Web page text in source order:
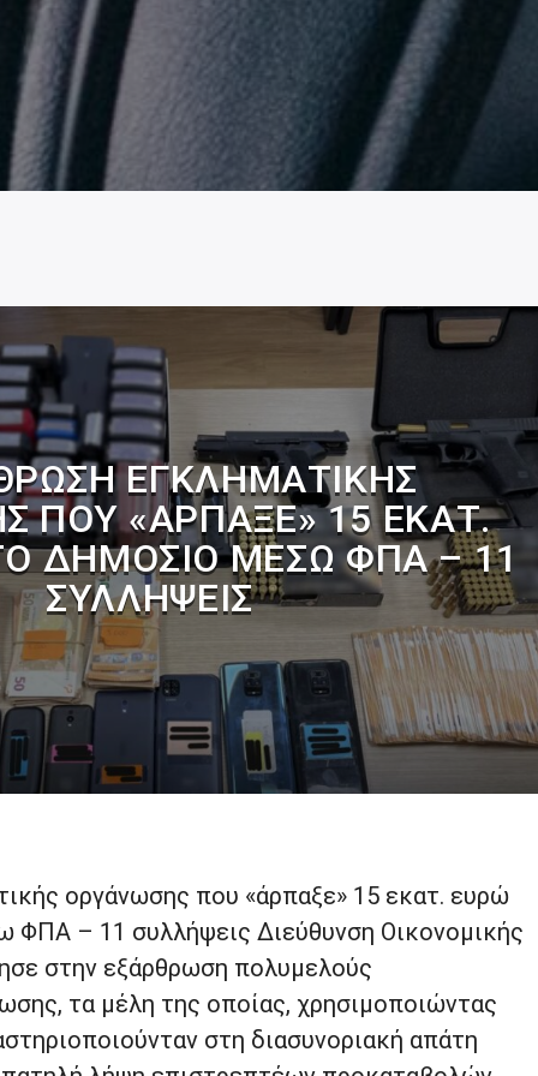
ΕΓΚΛΗΜΑΤΙΚΉΣ
ΠΟΥ «ΆΡΠΑΞΕ» 15 ΕΚΑΤ.
ΔΗΜΌΣΙΟ ΜΈΣΩ ΦΠΑ – 11
ΣΥΛΛΉΨΕΙΣ
οργάνωσης που «άρπαξε» 15 εκατ. ευρώ
ΦΠΑ – 11 συλλήψεις Διεύθυνση Οικονομικής
στην εξάρθρωση πολυμελούς
τα μέλη της οποίας, χρησιμοποιώντας
στη διασυνοριακή απάτη